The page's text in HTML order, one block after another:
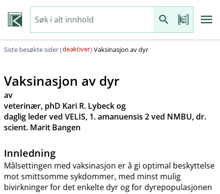
Siste besøkte sider (deaktiver)Vaksinasjon av dyr
Vaksinasjon av dyr
av
veterinær, phD Kari R. Lybeck og
daglig leder ved VELIS, 1. amanuensis 2 ved NMBU, dr.
scient. Marit Bangen
Innledning
Målsettingen med vaksinasjon er å gi optimal beskyttelse
mot smittsomme sykdommer, med minst mulig
bivirkninger for det enkelte dyr og for dyrepopulasjonen